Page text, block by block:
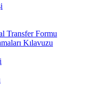
Transfer Formu
Kılavuzu